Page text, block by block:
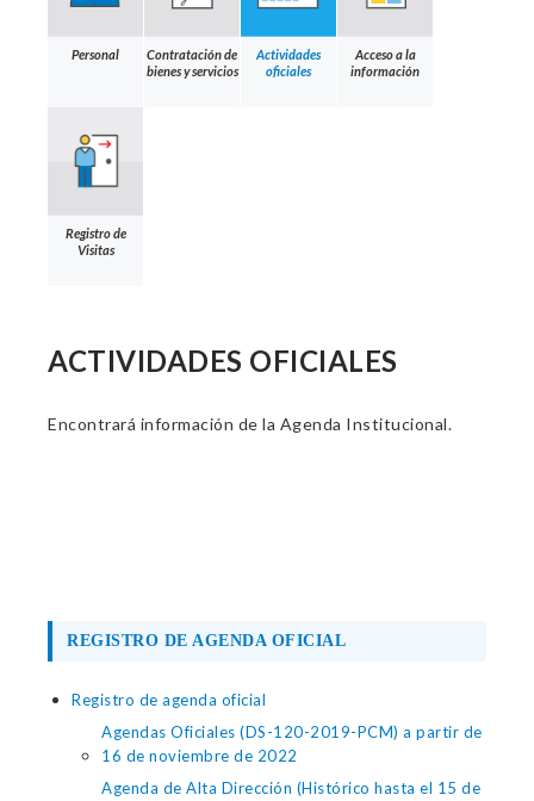
Personal
Contratación de
bienes y servicios
Actividades
oficiales
Acceso a la
información
Registro de
Visitas
ACTIVIDADES OFICIALES
Encontrará información de la Agenda Institucional.
REGISTRO DE AGENDA OFICIAL
Registro de agenda oficial
Agendas Oficiales (DS-120-2019-PCM) a partir de
16 de noviembre de 2022
Agenda de Alta Dirección (Histórico hasta el 15 de